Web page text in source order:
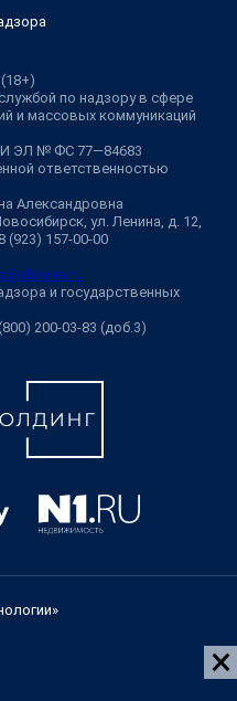
по надзору в сфере
и массовых коммуникаций
ЭЛ № ФС 77—84683
ответственностью
Александровна
ул. Ленина, д. 12,
(923) 157-00-00
и государственных
(800) 200-03-83 (доб.3)